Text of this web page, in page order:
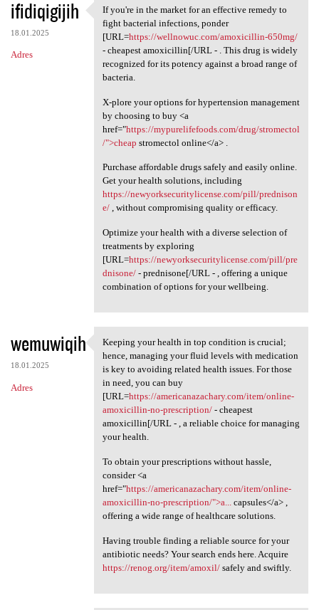
ifidiqigijih
18.01.2025
Adres
If you're in the market for
If you're in the market for an effective remedy to
fight bacterial infections, ponder
[URL=https://wellnowuc.com/amoxicillin-650mg/
- cheapest amoxicillin[/URL - . This drug is widely
recognized for its potency against a broad range of
bacteria.
X-plore your options for hypertension management
by choosing to buy <a
href="https://mypurelifefoods.com/drug/stromectol
/">cheap stromectol online</a> .
Purchase affordable drugs safely and easily online.
Get your health solutions, including
https://newyorksecuritylicense.com/pill/prednison
e/, without compromising quality or efficacy.
Optimize your health with a diverse selection of
treatments by exploring
[URL=https://newyorksecuritylicense.com/pill/pre
dnisone/- prednisone[/URL - , offering a unique
combination of options for your wellbeing.
wemuwiqih
18.01.2025
Adres
Keeping your health in top
Keeping your health in top condition is crucial;
hence, managing your fluid levels with medication
is key to avoiding related health issues. For those
in need, you can buy
[URL=https://americanazachary.com/item/online-
amoxicillin-no-prescription/- cheapest
amoxicillin[/URL - , a reliable choice for managing
your health.
To obtain your prescriptions without hassle,
consider <a
href="https://americanazachary.com/item/online-
amoxicillin-no-prescription/">a...
capsules</a> ,
offering a wide range of healthcare solutions.
Having trouble finding a reliable source for your
antibiotic needs? Your search ends here. Acquire
https://renog.org/item/amoxil/safely and swiftly.